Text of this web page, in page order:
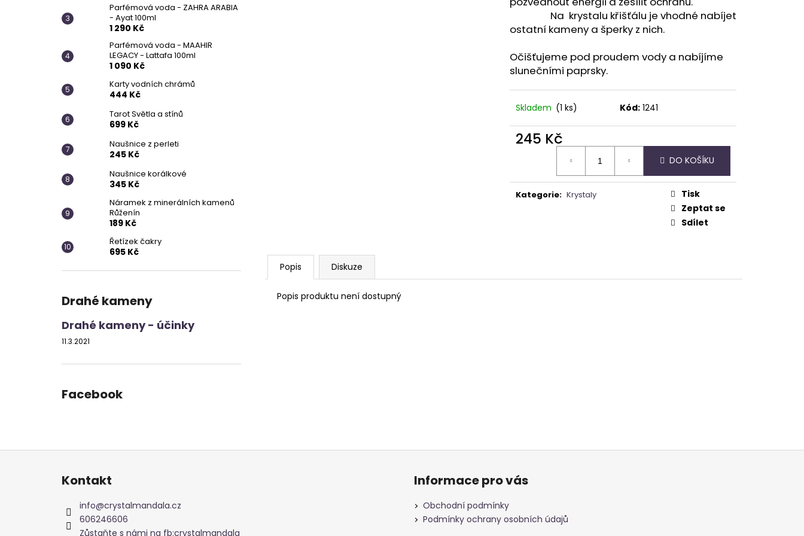
Parfémová voda - ZAHRA ARABIA
- Ayat 100ml
1 290 Kč
Parfémová voda - MAAHIR
LEGACY - Lattafa 100ml
1 090 Kč
Karty vodních chrámů
444 Kč
Tarot Světla a stínů
699 Kč
Naušnice z perleti
245 Kč
Naušnice korálkové
345 Kč
Náramek z minerálních kamenů
Růženín
189 Kč
Řetízek čakry
695 Kč
Drahé kameny
Drahé kameny - účinky
11.3.2021
Facebook
Na krystalu křišťálu je vhodné nabíjet
ostatní kameny a šperky z nich.
Očišťujeme pod proudem vody a nabíjíme
slunečními paprsky.
Skladem (1 ks) Kód: 1241
245 Kč
DO KOŠÍKU
Kategorie: Krystaly
Tisk
Zeptat se
Sdílet
Popis Diskuze
Popis produktu není dostupný
Z
Kontakt
info@crystalmandala.cz
606246606
Zůstaňte s námi na fb:crystalmandala
Informace pro vás
Obchodní podmínky
Podmínky ochrany osobních údajů